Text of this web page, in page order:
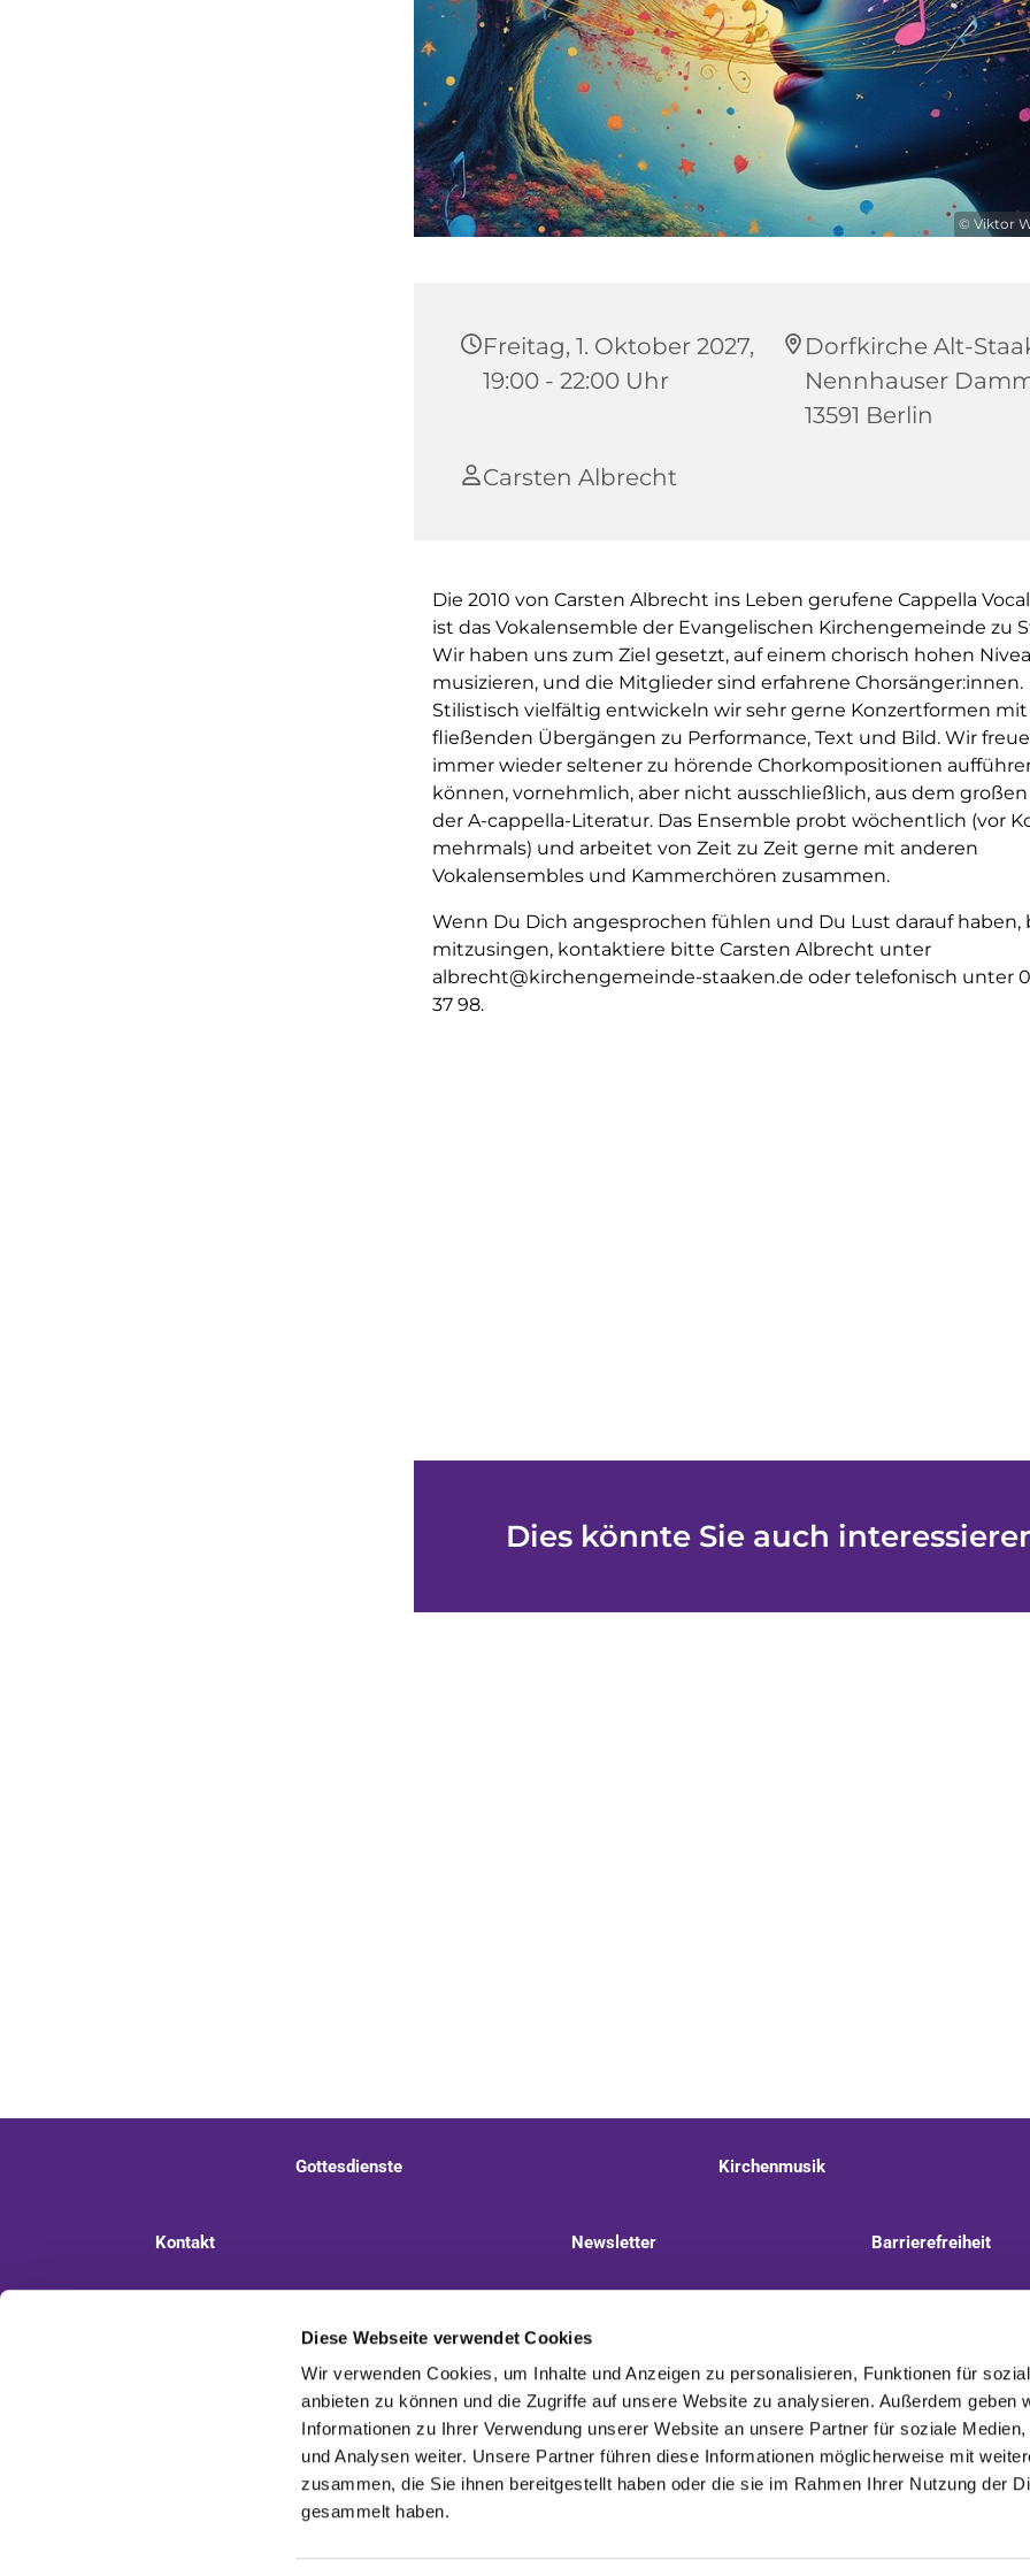
Diese Webseite verwendet Cookies
Wir verwenden Cookies, um Inhalte und Anzeigen zu personalisieren, Funktionen für
anbieten zu können und die Zugriffe auf unsere Website zu analysieren. Außerdem geben
Informationen zu Ihrer Verwendung unserer Website an unsere Partner für soziale Medien,
und Analysen weiter. Unsere Partner führen diese Informationen möglicherweise mit
zusammen, die Sie ihnen bereitgestellt haben oder die sie im Rahmen Ihrer Nutzung der
gesammelt haben.
© Viktor
Freitag, 1. Oktober 2027,
19:00 - 22:00 Uhr
Dorfkirche Alt-
Nennhauser
13591 Berlin
Carsten Albrecht
Die 2010 von Carsten Albrecht ins Leben gerufene Cappella
ist das Vokalensemble der Evangelischen Kirchengemeinde zu
Wir haben uns zum Ziel gesetzt, auf einem chorisch hohen
musizieren, und die Mitglieder sind erfahrene Chorsänger:innen.
Stilistisch vielfältig entwickeln wir sehr gerne Konzertformen mit
fließenden Übergängen zu Performance, Text und Bild. Wir
immer wieder seltener zu hörende Chorkompositionen
können, vornehmlich, aber nicht ausschließlich, aus dem
der A-cappella-Literatur. Das Ensemble probt wöchentlich (vor
mehrmals) und arbeitet von Zeit zu Zeit gerne mit anderen
Vokalensembles und Kammerchören zusammen.
Wenn Du Dich angesprochen fühlen und Du Lust darauf haben,
mitzusingen, kontaktiere bitte Carsten Albrecht unter
albrecht@kirchengemeinde-staaken.de oder telefonisch unter
37 98.
Dies könnte Sie auch
Gottesdienste Kirchenmusik
Kontakt Newsletter Barrierefreiheit
Ev. Kirchengemeinde Staaken Pillnitzer Weg 8, 13593 Berlin
Kontaktinformationen Impressum